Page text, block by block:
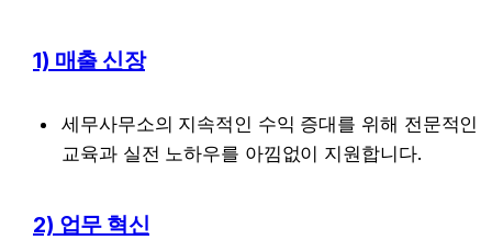
1) 매출 신장
세무사무소의 지속적인 수익 증대를 위해 전문적인
교육과 실전 노하우를 아낌없이 지원합니다.
2) 업무 혁신